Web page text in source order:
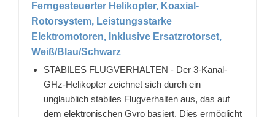
Ferngesteuerter Helikopter, Koaxial-
Rotorsystem, Leistungsstarke
Elektromotoren, Inklusive Ersatzrotorset,
Weiß/Blau/Schwarz
STABILES FLUGVERHALTEN - Der 3-Kanal-
GHz-Helikopter zeichnet sich durch ein
unglaublich stabiles Flugverhalten aus, das auf
dem elektronischen Gyro basiert. Dies ermöglicht